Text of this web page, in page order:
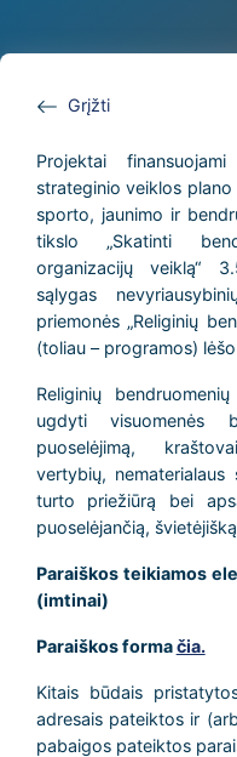
Grįžti
Projektai
strateginio veiklos
sporto, jaunimo ir
tikslo „Skatinti
organizacijų veiklą“
sąlygas
priemonės „Religinių
(toliau – programos)
Religinių
ugdyti visuomenės
puoselėjimą,
vertybių,
turto priežiūrą bei
puoselėjančią,
Paraiškos teikiamos
(imtinai)
Paraiškos formačia.
Kitais būdais
adresais pateiktos ir
pabaigos pateiktos